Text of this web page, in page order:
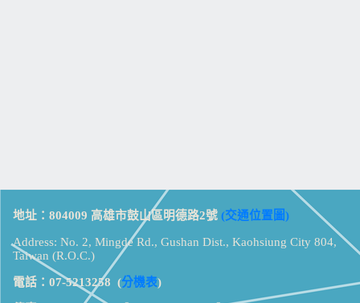
地址：804009 高雄市鼓山區明德路2號 (交通位置圖)
Address: No. 2, Mingde Rd., Gushan Dist., Kaohsiung City 804,
Taiwan (R.O.C.)
電話：07-5213258 (分機表)